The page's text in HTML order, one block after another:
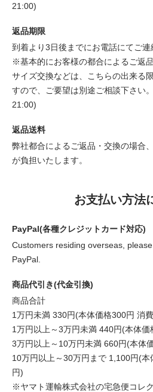
21:00)
返品期限
到着より3日後までにお電話にてご連
※基本的にお客様の都合によるご返
サイズ交換などは、こちらの出来る
すので、ご要望は別途ご相談下さい
21:00)
返品送料
弊社都合によるご返品・交換の場合
が負担いたします。
お支払い方法
PayPal(各種クレジットカード対応)
Customers residing overseas,
PayPal.
商品代引き(代金引換)
商品合計
1万円未満 330円(本体価格300円 消
1万円以上～3万円未満 440円(本体
3万円以上～10万円未満 660円(本体
10万円以上～30万円まで 1,100円(
円)
※ヤマト運輸株式会社の宅急便コレ